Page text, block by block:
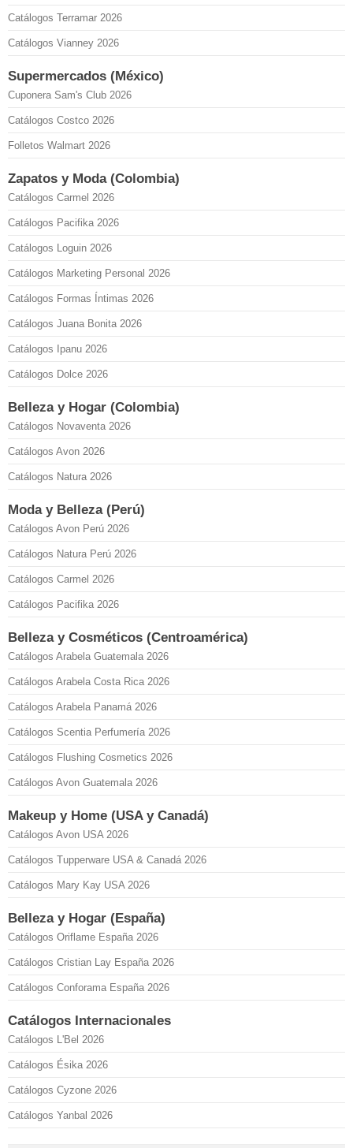
Catálogos Terramar 2026
Catálogos Vianney 2026
Supermercados (México)
Cuponera Sam's Club 2026
Catálogos Costco 2026
Folletos Walmart 2026
Zapatos y Moda (Colombia)
Catálogos Carmel 2026
Catálogos Pacifika 2026
Catálogos Loguin 2026
Catálogos Marketing Personal 2026
Catálogos Formas Íntimas 2026
Catálogos Juana Bonita 2026
Catálogos Ipanu 2026
Catálogos Dolce 2026
Belleza y Hogar (Colombia)
Catálogos Novaventa 2026
Catálogos Avon 2026
Catálogos Natura 2026
Moda y Belleza (Perú)
Catálogos Avon Perú 2026
Catálogos Natura Perú 2026
Catálogos Carmel 2026
Catálogos Pacifika 2026
Belleza y Cosméticos (Centroamérica)
Catálogos Arabela Guatemala 2026
Catálogos Arabela Costa Rica 2026
Catálogos Arabela Panamá 2026
Catálogos Scentia Perfumería 2026
Catálogos Flushing Cosmetics 2026
Catálogos Avon Guatemala 2026
Makeup y Home (USA y Canadá)
Catálogos Avon USA 2026
Catálogos Tupperware USA & Canadá 2026
Catálogos Mary Kay USA 2026
Belleza y Hogar (España)
Catálogos Oriflame España 2026
Catálogos Cristian Lay España 2026
Catálogos Conforama España 2026
Catálogos Internacionales
Catálogos L'Bel 2026
Catálogos Ésika 2026
Catálogos Cyzone 2026
Catálogos Yanbal 2026